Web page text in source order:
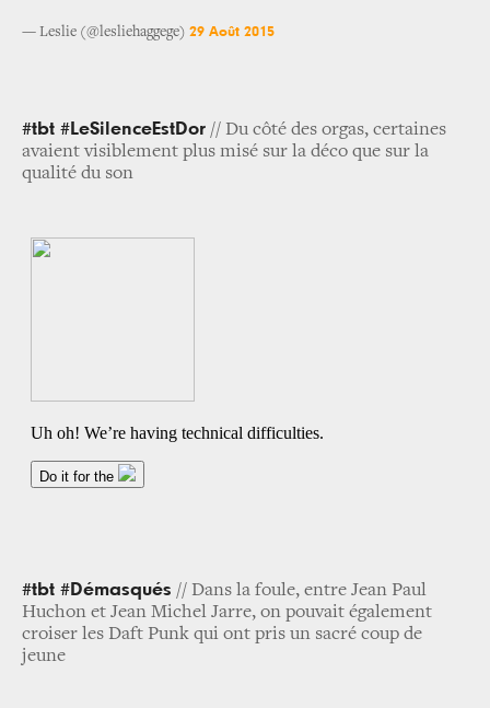
— Leslie (@lesliehaggege) 29 Août 2015
#tbt #LeSilenceEstDor // Du côté des orgas, certaines
avaient visiblement plus misé sur la déco que sur la
qualité du son
#tbt #Démasqués // Dans la foule, entre Jean Paul
Huchon et Jean Michel Jarre, on pouvait également
croiser les Daft Punk qui ont pris un sacré coup de
jeune